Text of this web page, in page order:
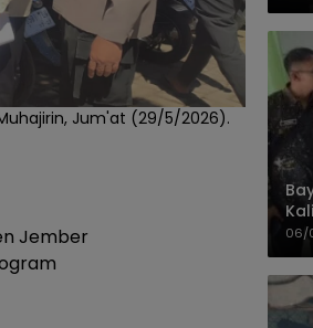
Jum'at (29/5/2026).
Jember
06/